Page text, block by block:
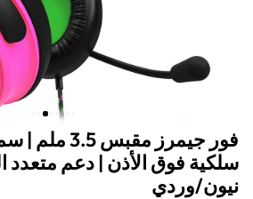
فور جيمرز
سلكية فوق الأذن | دعم متعدد
نيون/وردي